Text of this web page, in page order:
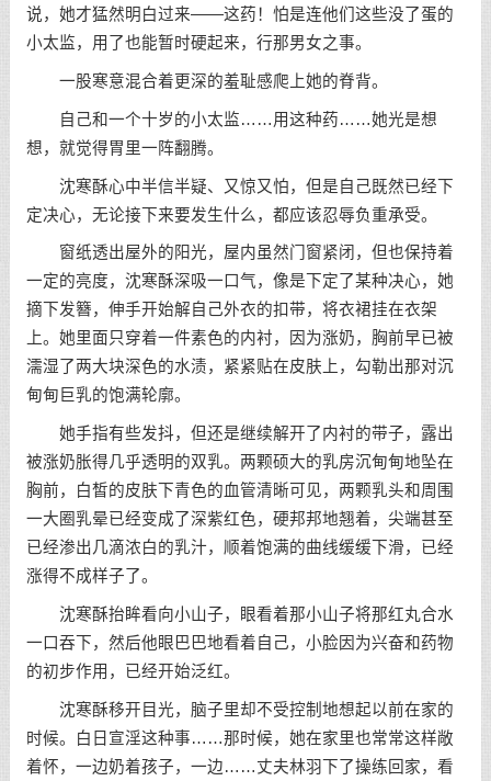
说，她才猛然明白过来——这药！怕是连他们这些没了蛋的
小太监，用了也能暂时硬起来，行那男女之事。
一股寒意混合着更深的羞耻感爬上她的脊背。
自己和一个十岁的小太监……用这种药……她光是想
想，就觉得胃里一阵翻腾。
沈寒酥心中半信半疑、又惊又怕，但是自己既然已经下
定决心，无论接下来要发生什么，都应该忍辱负重承受。
窗纸透出屋外的阳光，屋内虽然门窗紧闭，但也保持着
一定的亮度，沈寒酥深吸一口气，像是下定了某种决心，她
摘下发簪，伸手开始解自己外衣的扣带，将衣裙挂在衣架
上。她里面只穿着一件素色的内衬，因为涨奶，胸前早已被
濡湿了两大块深色的水渍，紧紧贴在皮肤上，勾勒出那对沉
甸甸巨乳的饱满轮廓。
她手指有些发抖，但还是继续解开了内衬的带子，露出
被涨奶胀得几乎透明的双乳。两颗硕大的乳房沉甸甸地坠在
胸前，白皙的皮肤下青色的血管清晰可见，两颗乳头和周围
一大圈乳晕已经变成了深紫红色，硬邦邦地翘着，尖端甚至
已经渗出几滴浓白的乳汁，顺着饱满的曲线缓缓下滑，已经
涨得不成样子了。
沈寒酥抬眸看向小山子，眼看着那小山子将那红丸合水
一口吞下，然后他眼巴巴地看着自己，小脸因为兴奋和药物
的初步作用，已经开始泛红。
沈寒酥移开目光，脑子里却不受控制地想起以前在家的
时候。白日宣淫这种事……那时候，她在家里也常常这样敞
着怀，一边奶着孩子，一边……丈夫林羽下了操练回家，看